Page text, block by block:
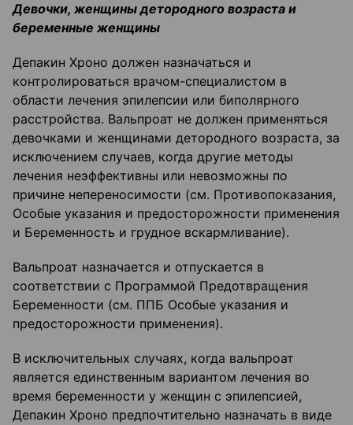
Девочки, женщины детородного возраста и
беременные женщины
Депакин Хроно должен назначаться и
контролироваться врачом-специалистом в
области лечения эпилепсии или биполярного
расстройства. Вальпроат не должен применяться
девочками и женщинами детородного возраста, за
исключением случаев, когда другие методы
лечения неэффективны или невозможны по
причине непереносимости (см. Противопоказания,
Особые указания и предосторожности применения
и Беременность и грудное вскармливание).
Вальпроат назначается и отпускается в
соответствии с Программой Предотвращения
Беременности (см. ППБ Особые указания и
предосторожности применения).
В исключительных случаях, когда вальпроат
является единственным вариантом лечения во
время беременности у женщин с эпилепсией,
Депакин Хроно предпочтительно назначать в виде